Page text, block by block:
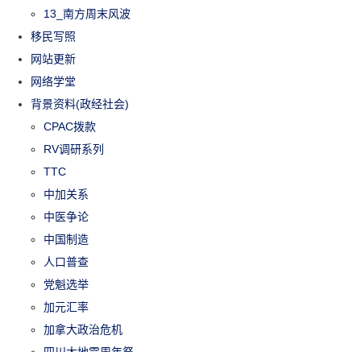
13_南方周末风波
移民写照
网站更新
网络学堂
背景资料(政经社会)
CPAC拨款
RV调研系列
TTC
中加关系
中医争论
中国制造
人口普查
党魁选举
加元汇率
加拿大政治危机